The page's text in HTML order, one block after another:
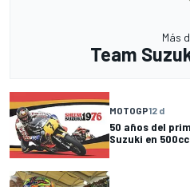
Más
Team
MOTOGP12 d
50 años del
Suzuki en 500cc